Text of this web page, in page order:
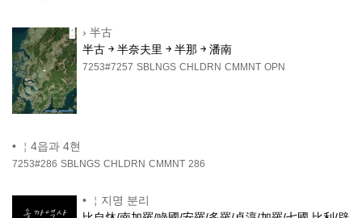
› 半古
半古 ￫ 半奈夫里 ￫ 半那 ￫ 潘南
7253#7257 SBLNGS CHLDRN CMMNT OPN
• ￤4읍과 4현
7253#286 SBLNGS CHLDRN CMMNT 286
•
￤지명 분리